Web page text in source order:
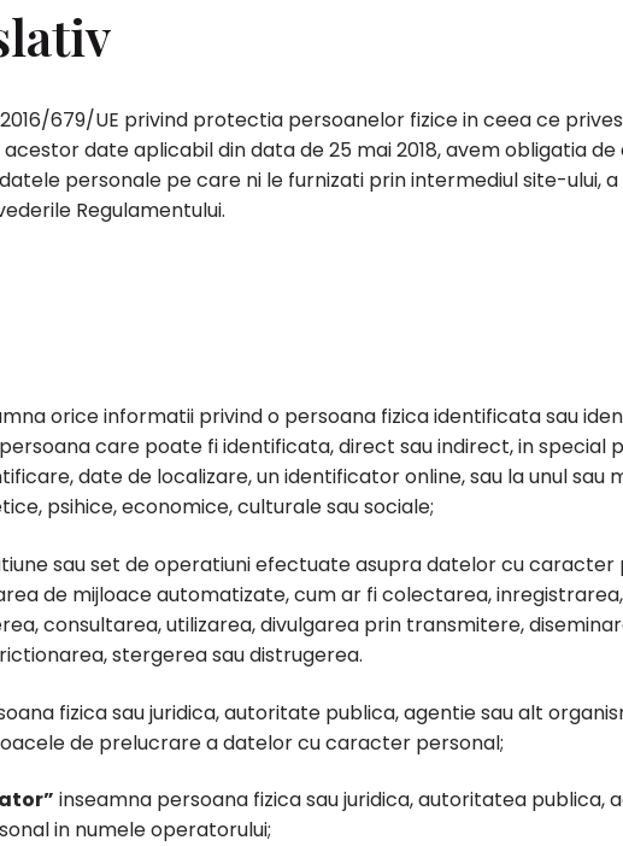
679/UE privind protectia persoanelor fizice in ceea ce
date aplicabil din data de 25 mai 2018, avem obligatia
personale pe care ni le furnizati prin intermediul site-ului,
Regulamentului.
orice informatii privind o persoana fizica identificata sau
care poate fi identificata, direct sau indirect, in special
date de localizare, un identificator online, sau la unul
psihice, economice, culturale sau sociale;
sau set de operatiuni efectuate asupra datelor cu caracter
de mijloace automatizate, cum ar fi colectarea,
consultarea, utilizarea, divulgarea prin transmitere,
stergerea sau distrugerea.
fizica sau juridica, autoritate publica, agentie sau alt
de prelucrare a datelor cu caracter personal;
inseamna persoana fizica sau juridica, autoritatea publica,
in numele operatorului;